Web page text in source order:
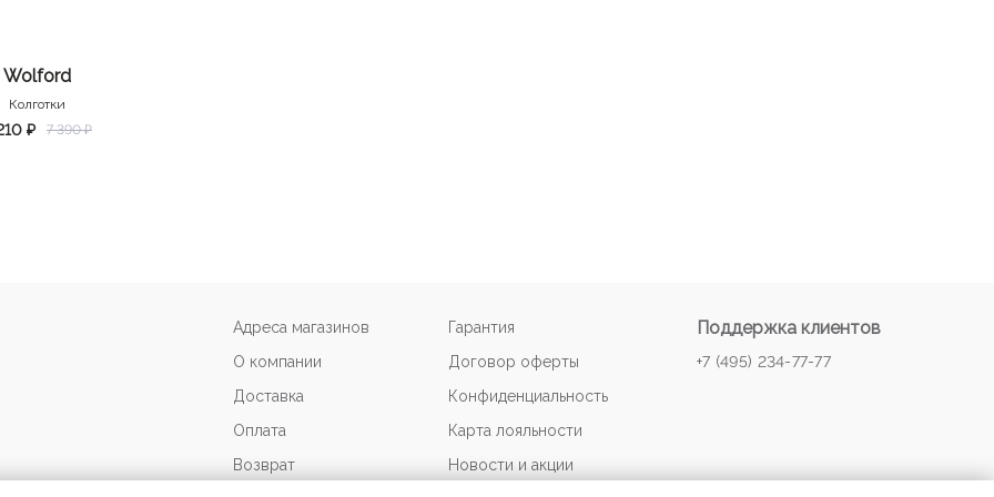
Wolford
Колготки
₽ 7 390 ₽
Адреса магазинов
О компании
Доставка
Оплата
Возврат
Гарантия
Договор оферты
Конфиденциальность
Карта лояльности
Новости и акции
Поддержка клиентов
+7 (495) 234-77-77